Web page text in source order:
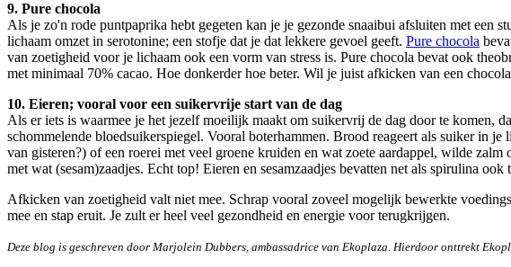
9. Pure chocola
Als je zo'n rode puntpaprika hebt gegeten kan je je gezonde snaaibui afsluiten met
lichaam omzet in serotonine; een stofje dat je dat lekkere gevoel geeft. Pure chocola
van zoetigheid voor je lichaam ook een vorm van stress is. Pure chocola bevat ook
met minimaal 70% cacao. Hoe donkerder hoe beter. Wil je juist afkicken van een
10. Eieren; vooral voor een suikervrije start van de dag
Als er iets is waarmee je het jezelf moeilijk maakt om suikervrij de dag door te komen,
schommelende bloedsuikerspiegel. Vooral boterhammen. Brood reageert als suiker in je
van gisteren?) of een roerei met veel groene kruiden en wat zoete aardappel, wilde
met wat (sesam)zaadjes. Echt top! Eieren en sesamzaadjes bevatten net als spirulina
Afkicken van zoetigheid valt niet mee. Schrap vooral zoveel mogelijk bewerkte
mee en stap eruit. Je zult er heel veel gezondheid en energie voor terugkrijgen.
Deze blog is geschreven door Marjolein Dubbers, ambassadrice van Ekoplaza. Hierdoor onttrekt